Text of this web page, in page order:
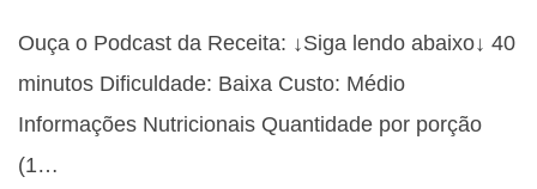
Ouça o Podcast da Receita: ↓Siga lendo abaixo↓ 40
minutos Dificuldade: Baixa Custo: Médio
Informações Nutricionais Quantidade por porção
(1…